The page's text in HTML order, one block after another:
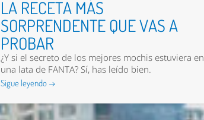
LA RECETA MÁS
SORPRENDENTE QUE VAS A
PROBAR
¿Y si el secreto de los mejores mochis estuviera en
una lata de FANTA? Sí, has leído bien.
Sigue leyendo →